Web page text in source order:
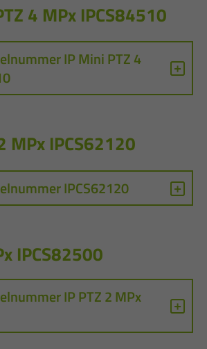
4 MPx IPCS84510
IP Mini PTZ 4
MPx IPCS62120
IPCS62120
IPCS82500
IP PTZ 2 MPx